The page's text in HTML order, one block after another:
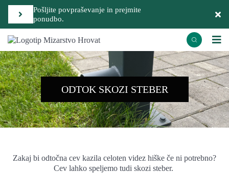
Pošljite povpraševanje in prejmite
ponudbo.
ODTOK SKOZI STEBER
Zakaj bi odtočna cev kazila celoten videz hiške če ni potrebno?
Cev lahko speljemo tudi skozi steber.